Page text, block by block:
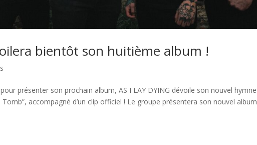
bientôt son huitième album !
présenter son prochain album, AS I LAY DYING dévoile son nouvel hymne
accompagné d’un clip officiel ! Le groupe présentera son nouvel album